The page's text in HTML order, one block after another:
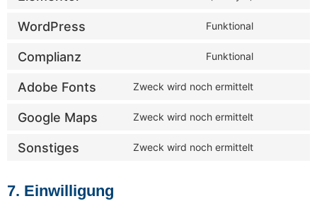
WordPress Funktional
Complianz Funktional
Adobe Fonts Zweck wird noch ermittelt
Google Maps Zweck wird noch ermittelt
Sonstiges Zweck wird noch ermittelt
7. Einwilligung